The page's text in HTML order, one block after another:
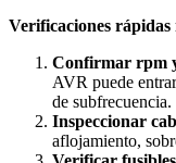
Verificaciones rápidas
Confirmar rpm
AVR puede
de subfrecuencia.
Inspeccionar
aflojamiento,